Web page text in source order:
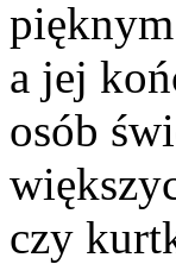
a jej
osób
czy